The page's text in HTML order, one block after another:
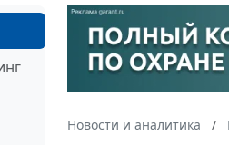
Новости и аналитика